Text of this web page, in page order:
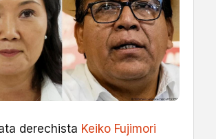
derechista Keiko Fujimori